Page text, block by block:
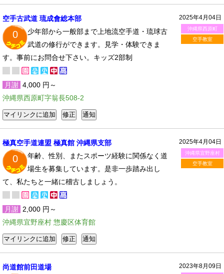
2025年4月04日
沖縄県西原町
空手教室
空手古武道 琉成會総本部
0
少年部から一般部まで上地流空手道・琉球古
武道の修行ができます。見学・体験できま
す。事前にお問合せ下さい。キッズ2部制
月謝 4,000 円～
沖縄県西原町字翁長508-2
2025年4月04日
沖縄県宜野座村
空手教室
極真空手道連盟 極真館 沖縄県支部
0
年齢、性別、またスポーツ経験に関係なく道
場生を募集しています。是非一歩踏み出し
て、私たちと一緒に稽古しましょう。
月謝 2,000 円～
沖縄県宜野座村 惣慶区体育館
2023年8月09日
尚道館前田道場